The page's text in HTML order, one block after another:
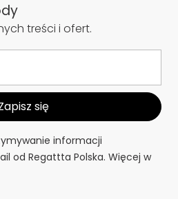
treści i ofert.
informacji
od Regattta Polska. Więcej w